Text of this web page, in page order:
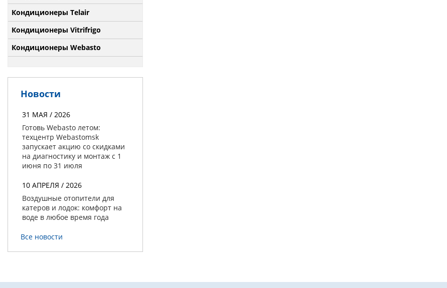
Кондиционеры Telair
Кондиционеры Vitrifrigo
Кондиционеры Webasto
Новости
31 МАЯ / 2026
Готовь Webasto летом:
техцентр Webastomsk
запускает акцию со скидками
на диагностику и монтаж с 1
июня по 31 июля
10 АПРЕЛЯ / 2026
Воздушные отопители для
катеров и лодок: комфорт на
воде в любое время года
Все новости